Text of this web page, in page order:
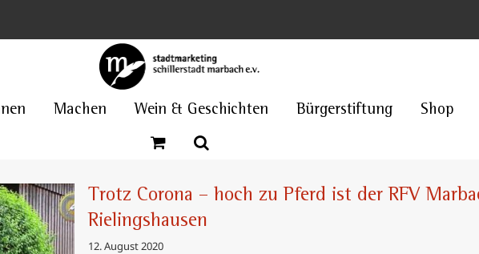
Machen Wein & Geschichten Bürgerstiftung Shop
Trotz Corona – hoch zu Pferd ist der RFV
Rielingshausen
12. August 2020